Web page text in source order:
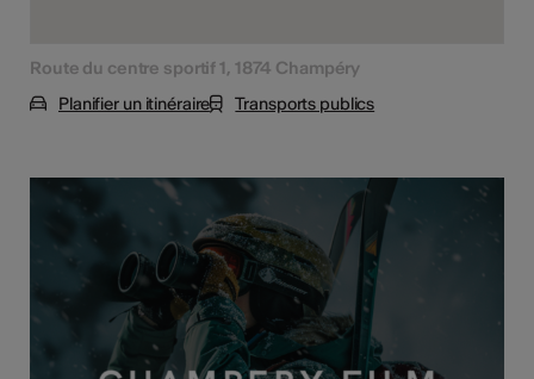
Route du centre sportif 1, 1874 Champéry
Planifier un itinéraire
Transports publics